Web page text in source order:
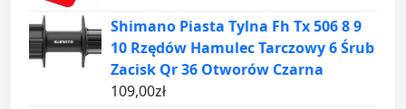
Shimano Piasta Tylna Fh Tx 506 8 9
10 Rzędów Hamulec Tarczowy 6 Śrub
Zacisk Qr 36 Otworów Czarna
109,00zł